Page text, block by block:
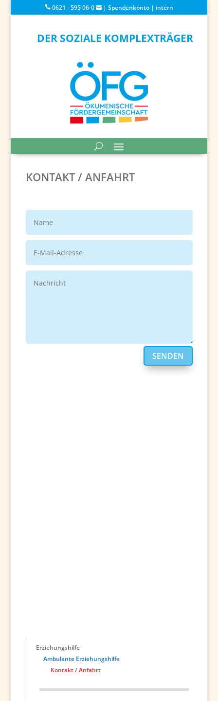
0621 - 595 06-0 | Spendenkonto| intern
DER SOZIALE KOMPLEXTRÄGER
KONTAKT / ANFAHRT
SENDEN
Erziehungshilfe
Ambulante Erziehungshilfe
Kontakt / Anfahrt